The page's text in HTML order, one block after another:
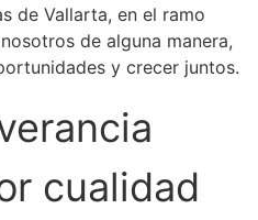
de Vallarta, en el ramo
de alguna manera,
y crecer juntos.
cualidad